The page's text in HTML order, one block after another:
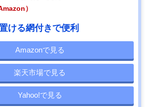
）
ける網付きで便利
Amazonで見る
楽天市場で見る
Yahoo!で見る